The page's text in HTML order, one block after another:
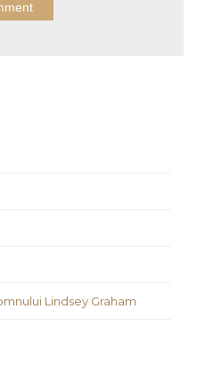
Lindsey Graham